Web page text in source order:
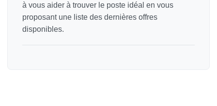
à vous aider à trouver le poste idéal en vous
proposant une liste des dernières offres
disponibles.